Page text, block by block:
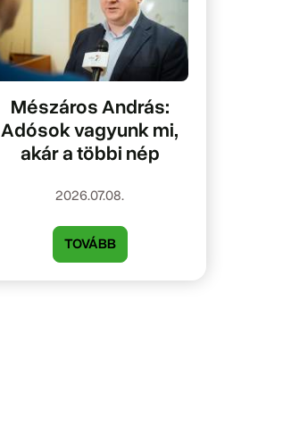
Mészáros András:
Adósok vagyunk mi,
akár a többi nép
2026.07.08.
TOVÁBB